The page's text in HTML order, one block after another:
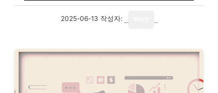
2025-06-13 작성자: